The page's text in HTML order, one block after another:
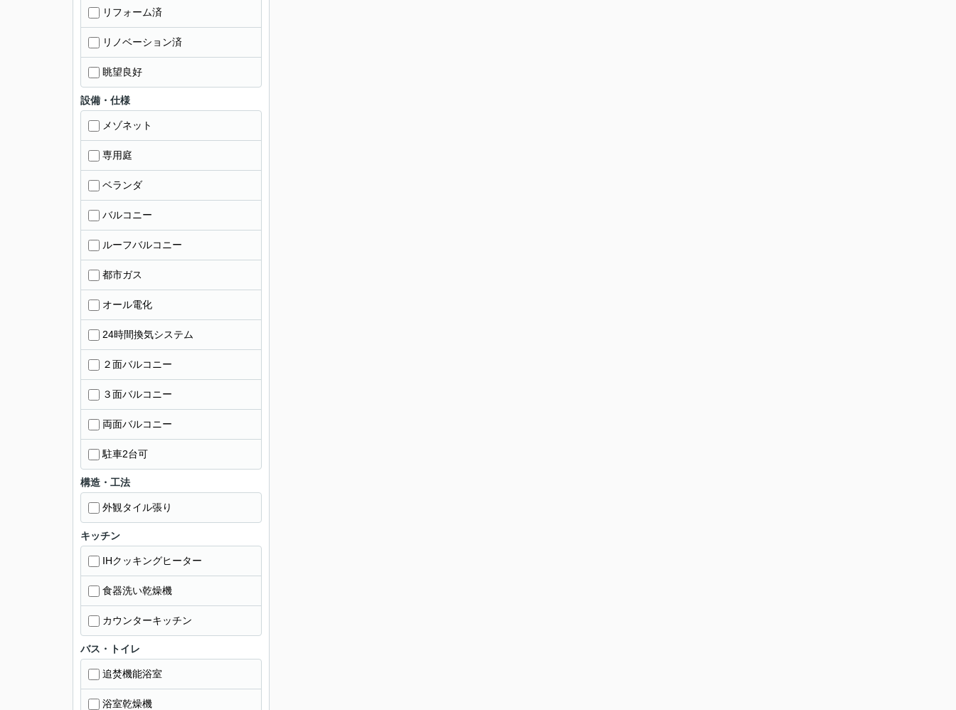
リフォーム済
リノベーション済
眺望良好
設備・仕様
メゾネット
専用庭
ベランダ
バルコニー
ルーフバルコニー
都市ガス
オール電化
24時間換気システム
２面バルコニー
３面バルコニー
両面バルコニー
駐車2台可
構造・工法
外観タイル張り
キッチン
IHクッキングヒーター
食器洗い乾燥機
カウンターキッチン
バス・トイレ
追焚機能浴室
浴室乾燥機